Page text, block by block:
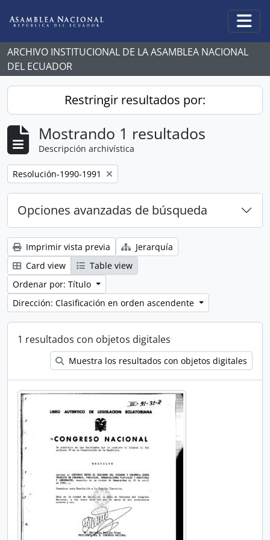
ARCHIVO INSTITUCIONAL DE LA ASAMBLEA NACIONAL
DEL ECUADOR
Restringir resultados por:
Mostrando 1 resultados
Descripción archivística
Remove filter:
Resolución-1990-1991
Opciones avanzadas de búsqueda
Imprimir vista previa
Jerarquía
Card view
Table view
Ordenar por: Título
Dirección: Clasificación en orden ascendente
1 resultados con objetos digitales
Muestra los resultados con objetos digitales